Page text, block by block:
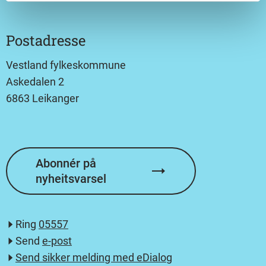
Postadresse
Vestland fylkeskommune
Askedalen 2
6863 Leikanger
Abonnér på
nyheitsvarsel
Ring 05557
Send e-post
Send sikker melding med eDialog